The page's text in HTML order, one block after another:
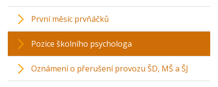
První měsíc prvňáčků
Pozice školního psychologa
Oznámení o přerušení provozu ŠD, MŠ a ŠJ